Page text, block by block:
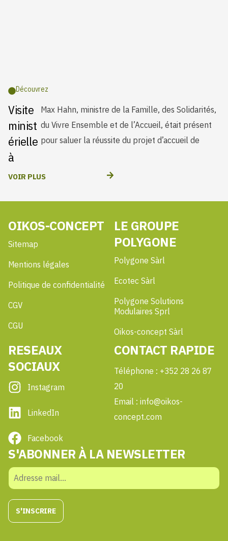
Découvrez
Visite
minist
érielle
à
Schiffl
Max Hahn, ministre de la Famille, des Solidarités,
du Vivre Ensemble et de l’Accueil, était présent
pour saluer la réussite du projet d’accueil de
familles ukrainiennes dans des Tiny Houses
VOIR PLUS
OIKOS-CONCEPT
Sitemap
Mentions légales
Politique de confidentialité
CGV
CGU
LE GROUPE
POLYGONE
Polygone Sàrl
Ecotec Sàrl
Polygone Solutions
Modulaires Sprl
Oikos-concept Sàrl
RESEAUX
SOCIAUX
Instagram
LinkedIn
Facebook
CONTACT RAPIDE
Téléphone : +352 28 26 87
20
Email : info@oikos-
concept.com
S'ABONNER À LA NEWSLETTER
S'INSCRIRE